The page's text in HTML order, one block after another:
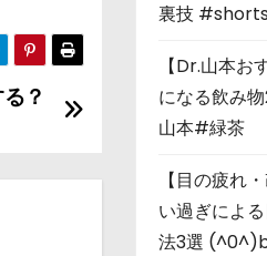
？
裏技
【Dr.山本お
になる飲み
山本#緑茶
【目の疲れ
い過ぎによ
法3選